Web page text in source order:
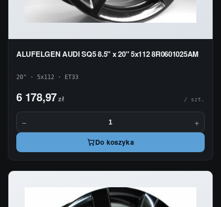
ALUFELGEN AUDI SQ5 8.5" x 20" 5x112 8R0601025AM
20" · 5x112 · ET33
6 178,97zł / szt.
− +
Do koszyka